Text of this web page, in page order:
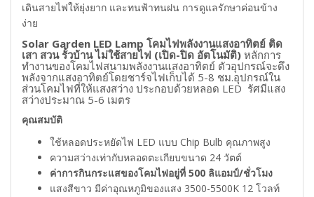
เดินสายไฟให้ยุ่งยาก และทนฟ้าทนฝน การดูแลรักษาค่อนข้าง
ง่าย
Solar Garden LED Lamp โคมไฟพลังงานแสงอาทิตย์ ติด
เสา สวน รั้วบ้าน ไม่ใช้สายไฟ (เปิด-ปิด อัตโนมัติ) หลักการ
ทำงานของโคมไฟสนามพลังงานแสงอาทิตย์ ตัวอุปกรณ์จะดึง
พลังจากแสงอาทิตย์โดยชาร์จไฟเก็บได้ 5-8 ชม.อุปกรณ์ใน
ส่วนโคมไฟที่ให้แสงสว่าง ประกอบด้วยหลอด LED รัศมีแสง
สว่างประมาณ 5-6 เมตร
คุณสมบัติ
ใช้หลอดประหยัดไฟ LED แบบ Chip Bulb คุณภาพสูง
ความสว่างเท่ากับหลอดตะเกียบขนาด 24 วัตต์
ค่าการกินกระแสของโคมไฟอยู่ที่ 500 ลิแอมป์/ชั่วโมง
แสงสีขาว มีค่าอุณหภูมิของแสง 3500-5500K 12 โวลท์